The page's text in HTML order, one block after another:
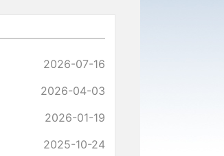
2026-07-16
2026-04-03
2026-01-19
2025-10-24